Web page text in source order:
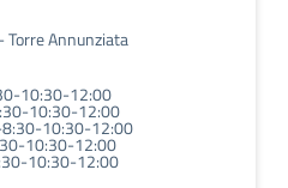
Torre Annunziata
10:30-12:00
10:30-12:00
10:30-12:00
10:30-12:00
10:30-12:00